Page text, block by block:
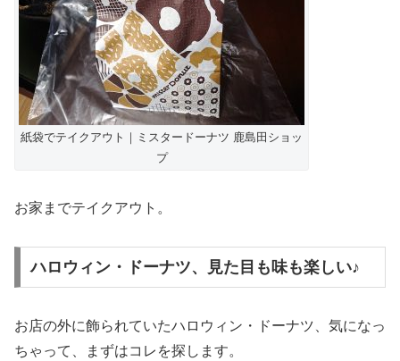
紙袋でテイクアウト｜ミスタードーナツ 鹿島田ショッ
プ
お家までテイクアウト。
ハロウィン・ドーナツ、見た目も味も楽しい♪
お店の外に飾られていたハロウィン・ドーナツ、気になっ
ちゃって、まずはコレを探します。